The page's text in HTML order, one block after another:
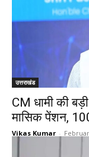
उत्तराखंड
CM धामी की
मासिक पेंशन,
Vikas Kumar -